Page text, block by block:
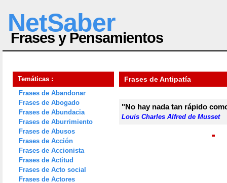
NetSaber
Frases y Pensamientos
Temáticas :
Frases de Abandonar
Frases de Abogado
Frases de Abundacia
Frases de Aburrimiento
Frases de Abusos
Frases de Acción
Frases de Accionista
Frases de Actitud
Frases de Acto social
Frases de Actores
Frases de Antipatía
"No hay nada tan rápido
Louis Charles Alfred de Musset